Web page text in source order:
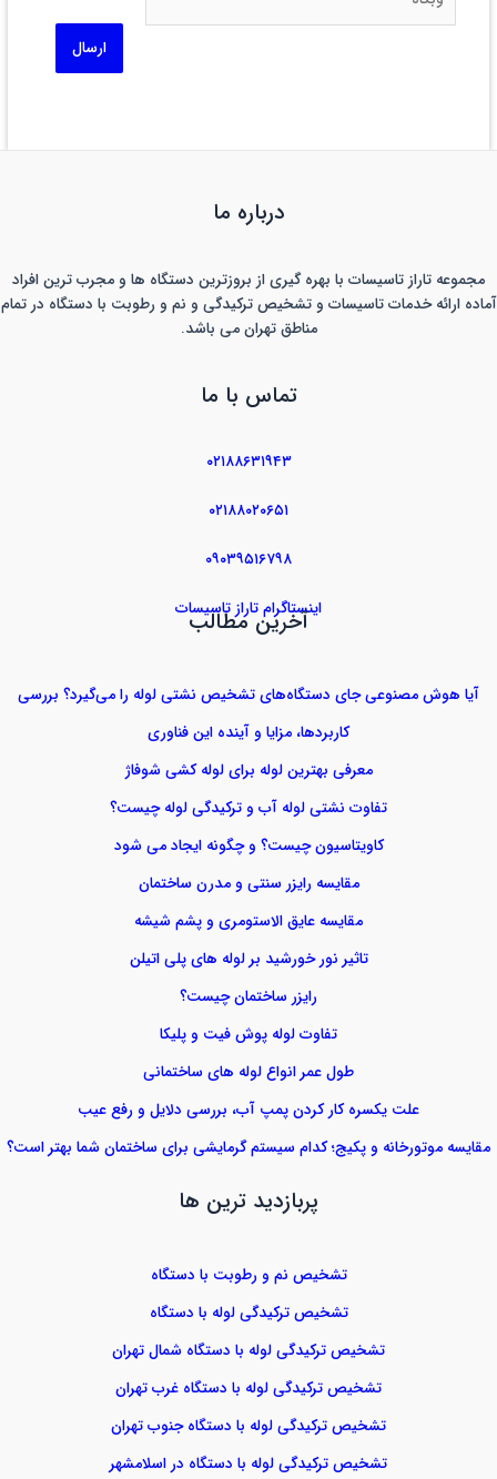
درباره ما
مجموعه تاراز تاسیسات با بهره گیری از بروزترین دستگاه ها و مجرب ترین افراد
آماده ارائه خدمات تاسیسات و تشخیص ترکیدگی و نم و رطوبت با دستگاه در تمام
مناطق تهران می باشد.
تماس با ما
۰۲۱۸۸۶۳۱۹۴۳
۰۲۱۸۸۰۲۰۶۵۱
۰۹۰۳۹۵۱۶۷۹۸
اینستاگرام تاراز تاسیسات
آخرین مطالب
آیا هوش مصنوعی جای دستگاه‌های تشخیص نشتی لوله را می‌گیرد؟ بررسی
کاربردها، مزایا و آینده این فناوری
معرفی بهترین لوله برای لوله کشی شوفاژ
تفاوت نشتی لوله آب و ترکیدگی لوله چیست؟
کاویتاسیون چیست؟ و چگونه ایجاد می شود
مقایسه رایزر سنتی و مدرن ساختمان
مقایسه عایق الاستومری و پشم شیشه
تاثیر نور خورشید بر لوله های پلی اتیلن
رایزر ساختمان چیست؟
تفاوت لوله پوش فیت و پلیکا
طول عمر انواع لوله های ساختمانی
علت یکسره کار کردن پمپ آب، بررسی دلایل و رفع عیب
مقایسه موتورخانه و پکیج؛ کدام سیستم گرمایشی برای ساختمان شما بهتر است؟
پربازدید ترین ها
تشخیص نم و رطوبت با دستگاه
تشخیص ترکیدگی لوله با دستگاه
تشخیص ترکیدگی لوله با دستگاه شمال تهران
تشخیص ترکیدگی لوله با دستگاه غرب تهران
تشخیص ترکیدگی لوله با دستگاه جنوب تهران
تشخیص ترکیدگی لوله با دستگاه در اسلامشهر